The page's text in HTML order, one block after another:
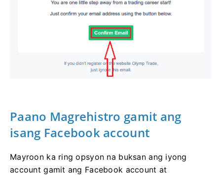
Paano Magrehistro gamit ang
isang Facebook account
Mayroon ka ring opsyon na buksan ang iyong
account gamit ang Facebook account at